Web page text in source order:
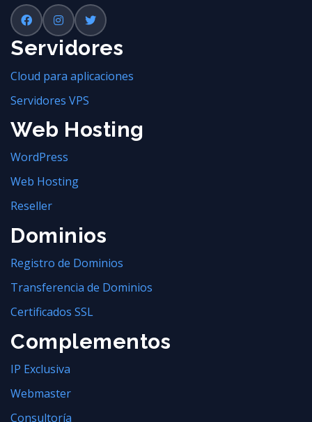
Servidores
Cloud para aplicaciones
Servidores VPS
Web Hosting
WordPress
Web Hosting
Reseller
Dominios
Registro de Dominios
Transferencia de Dominios
Certificados SSL
Complementos
IP Exclusiva
Webmaster
Consultoría